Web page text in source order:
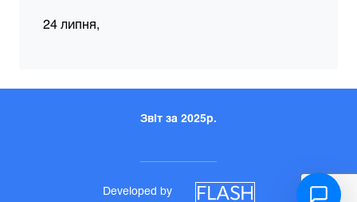
24 липня,
Звіт за 2025р.
Developed by